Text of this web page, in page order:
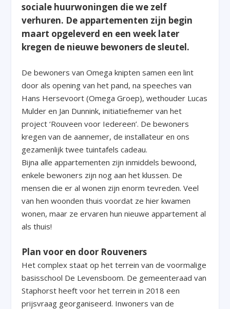
sociale huurwoningen die we zelf
verhuren. De appartementen zijn begin
maart opgeleverd en een week later
kregen de nieuwe bewoners de sleutel.
De bewoners van Omega knipten samen een lint
door als opening van het pand, na speeches van
Hans Hersevoort (Omega Groep), wethouder Lucas
Mulder en Jan Dunnink, initiatiefnemer van het
project ‘Rouveen voor Iedereen’. De bewoners
kregen van de aannemer, de installateur en ons
gezamenlijk twee tuintafels cadeau.
Bijna alle appartementen zijn inmiddels bewoond,
enkele bewoners zijn nog aan het klussen. De
mensen die er al wonen zijn enorm tevreden. Veel
van hen woonden thuis voordat ze hier kwamen
wonen, maar ze ervaren hun nieuwe appartement al
als thuis!
Plan voor en door Rouveners
Het complex staat op het terrein van de voormalige
basisschool De Levensboom. De gemeenteraad van
Staphorst heeft voor het terrein in 2018 een
prijsvraag georganiseerd. Inwoners van de